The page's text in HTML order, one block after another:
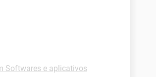
Softwares e aplicativos